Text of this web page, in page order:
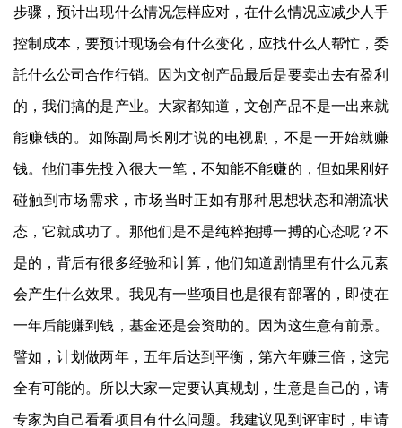
步骤，预计出现什么情况怎样应对，在什么情况应减少人手
控制成本，要预计现场会有什么变化，应找什么人帮忙，委
託什么公司合作行销。因为文创产品最后是要卖出去有盈利
的，我们搞的是产业。大家都知道，文创产品不是一出来就
能赚钱的。如陈副局长刚才说的电视剧，不是一开始就赚
钱。他们事先投入很大一笔，不知能不能赚的，但如果刚好
碰触到市场需求，市场当时正如有那种思想状态和潮流状
态，它就成功了。那他们是不是纯粹抱搏一搏的心态呢？不
是的，背后有很多经验和计算，他们知道剧情里有什么元素
会产生什么效果。我见有一些项目也是很有部署的，即使在
一年后能赚到钱，基金还是会资助的。因为这生意有前景。
譬如，计划做两年，五年后达到平衡，第六年赚三倍，这完
全有可能的。所以大家一定要认真规划，生意是自己的，请
专家为自己看看项目有什么问题。我建议见到评审时，申请